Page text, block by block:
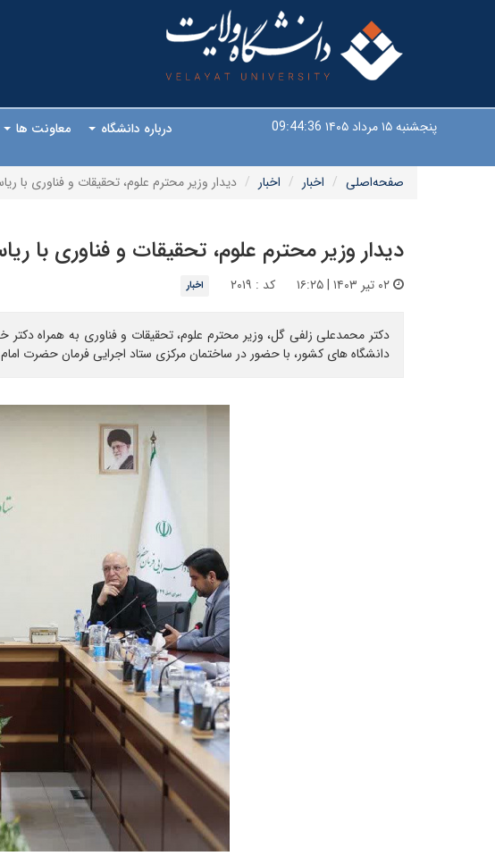
پنجشنبه ۱۵ مرداد ۱۴۰۵ 09:44:36 درباره دانشگاه معاونت ها
صفحه‌اصلی اخبار اخبار دیدار وزیر محترم علوم، تحقیقات و فناوری
دیدار وزیر محترم علوم، تحقیقات و فناوری
کد : ۲۰۱۹ اخبار
دکتر محمدعلی زلفی گل، وزیر محترم علوم، تحقیقات و فناوری به همراه
دانشگاه های کشور، با حضور در ساختمان مرکزی ستاد اجرایی فرمان حضرت امام